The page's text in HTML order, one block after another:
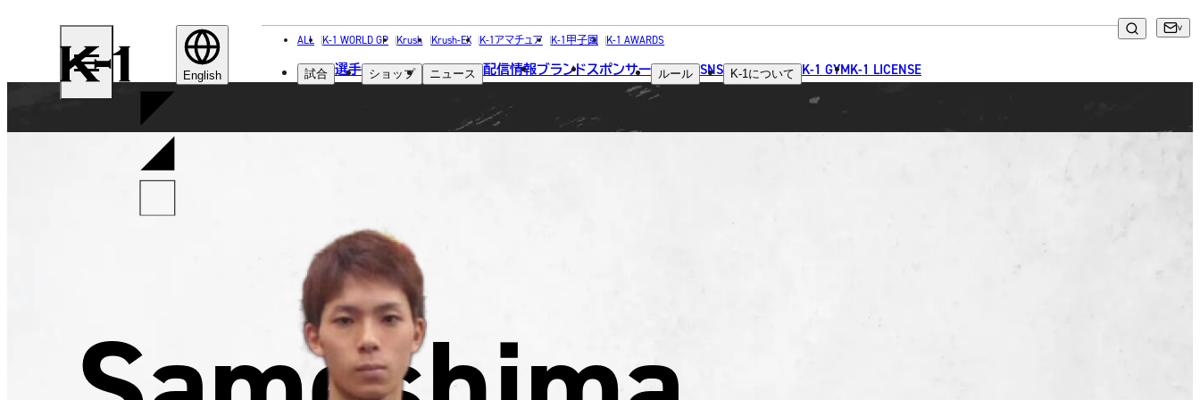
K-
1 English
ALL K-1 WORLD GP Krush Krush-EX K-1アマチュア K-1甲子園 K-1 AWARDS
試合 選手 ショップ ニュース 配信情報ブランドスポンサー ルール SNS K-1 について K-1 GYMK-1 LICENSE
FIGHTER